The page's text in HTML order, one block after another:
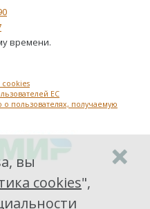
времени.
cookies
ЕС
пользователях, получаемую
вы
cookies",